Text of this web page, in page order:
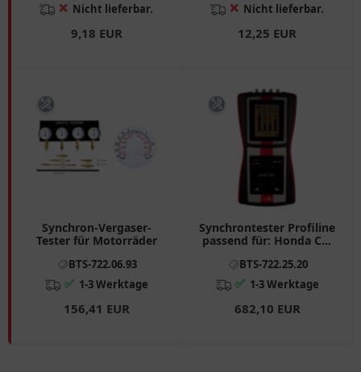
❌ Nicht lieferbar.
9,18 EUR
❌ Nicht lieferbar.
12,25 EUR
Synchron-Vergaser-
Tester für Motorräder
BTS-722.06.93
✅ 1-3 Werktage
156,41 EUR
Synchrontester Profiline
passend für: Honda CB,
GPZ, ZZR
BTS-722.25.20
✅ 1-3 Werktage
682,10 EUR